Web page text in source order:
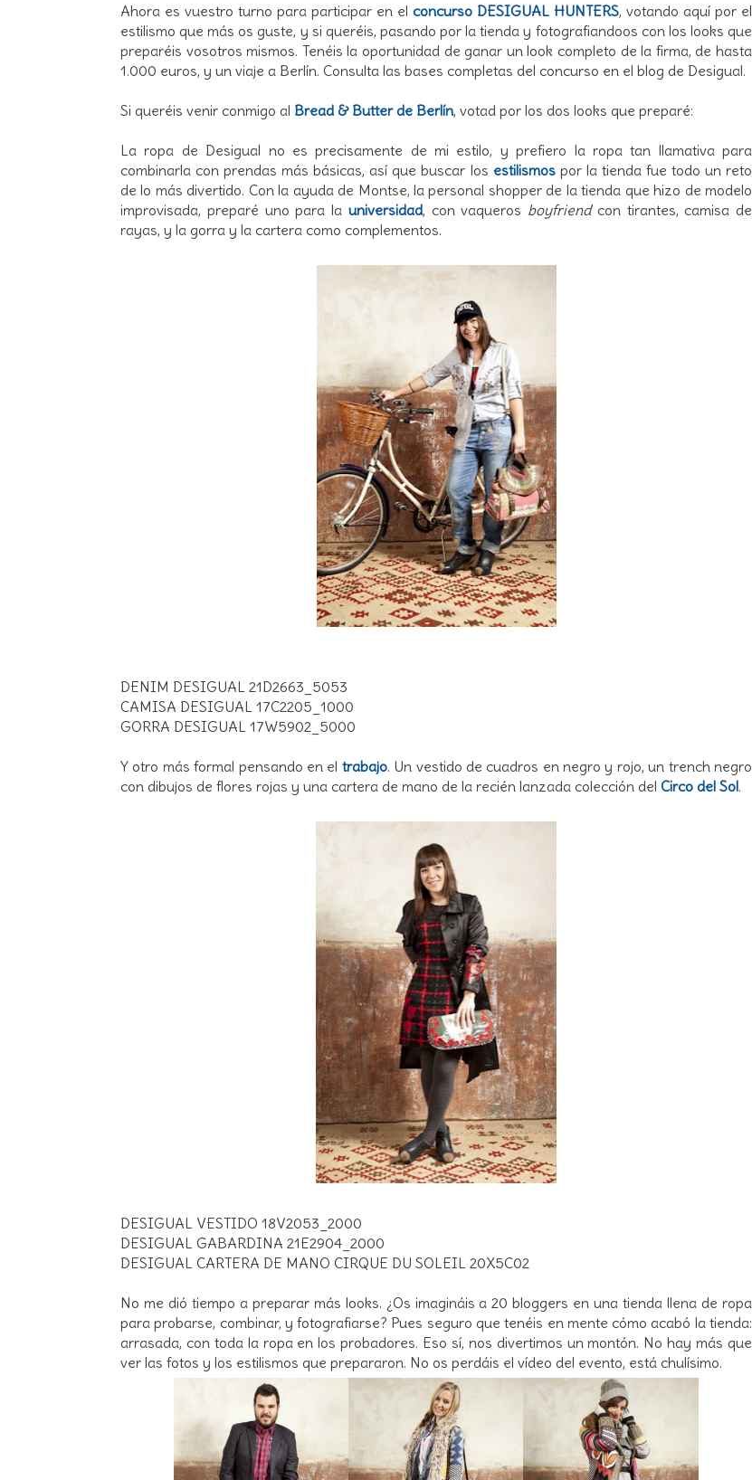
Ahora es vuestro turno para participar en el concurso DESIGUAL HUNTERS, votando aquí por el
estilismo que más os guste, y si queréis, pasando por la tienda y fotografiandoos con los looks que
preparéis vosotros mismos. Tenéis la oportunidad de ganar un look completo de la firma, de hasta
1.000 euros, y un viaje a Berlín. Consulta las bases completas del concurso en el blog de Desigual.
Si queréis venir conmigo al Bread & Butter de Berlín, votad por los dos looks que preparé:
La ropa de Desigual no es precisamente de mi estilo, y prefiero la ropa tan llamativa para
combinarla con prendas más básicas, así que buscar los estilismospor la tienda fue todo un reto
de lo más divertido. Con la ayuda de Montse, la personal shopper de la tienda que hizo de modelo
improvisada, preparé uno para la universidad, con vaqueros boyfriendcon tirantes, camisa de
rayas, y la gorra y la cartera como complementos.
DENIM DESIGUAL 21D2663_5053
CAMISA DESIGUAL 17C2205_1000
GORRA DESIGUAL 17W5902_5000
Y otro más formal pensando en el trabajo. Un vestido de cuadros en negro y rojo, un trench negro
con dibujos de flores rojas y una cartera de mano de la recién lanzada colección del Circo del Sol.
DESIGUAL VESTIDO 18V2053_2000
DESIGUAL GABARDINA 21E2904_2000
DESIGUAL CARTERA DE MANO CIRQUE DU SOLEIL 20X5C02
No me dió tiempo a preparar más looks. ¿Os imagináis a 20 bloggers en una tienda llena de ropa
para probarse, combinar, y fotografiarse? Pues seguro que tenéis en mente cómo acabó la tienda:
arrasada, con toda la ropa en los probadores. Eso sí, nos divertimos un montón. No hay más que
ver las fotos y los estilismos que prepararon. No os perdáis el vídeo del evento, está chulísimo.